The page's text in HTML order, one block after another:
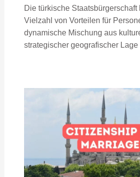
Die türkische Staatsbürgerschaft
Vielzahl von Vorteilen für
dynamische Mischung aus
strategischer geografischer